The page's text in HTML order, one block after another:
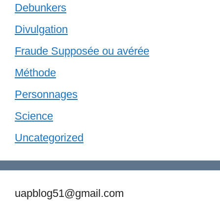
Debunkers
Divulgation
Fraude Supposée ou avérée
Méthode
Personnages
Science
Uncategorized
uapblog51@gmail.com